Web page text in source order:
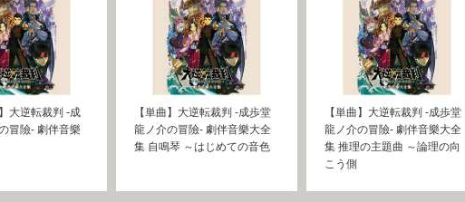
大逆転裁判 -成
冒險- 劇伴音樂
【単曲】大逆転裁判 -成歩堂
龍ノ介の冒險- 劇伴音樂大全
集 自鳴琴 ～はじめての音色
【単曲】大逆転裁判 -成歩堂
龍ノ介の冒險- 劇伴音樂大全
集 推理の主題曲 ～論理の向
こう側